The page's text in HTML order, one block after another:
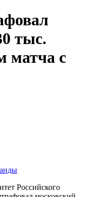
тыс.
матча с
Российского